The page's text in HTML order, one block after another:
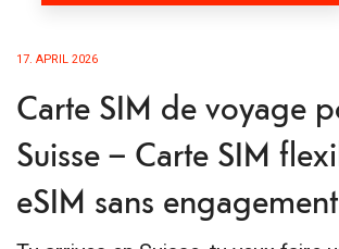
17. APRIL 2026
Carte SIM de voyage
Suisse – Carte SIM
eSIM sans engagement